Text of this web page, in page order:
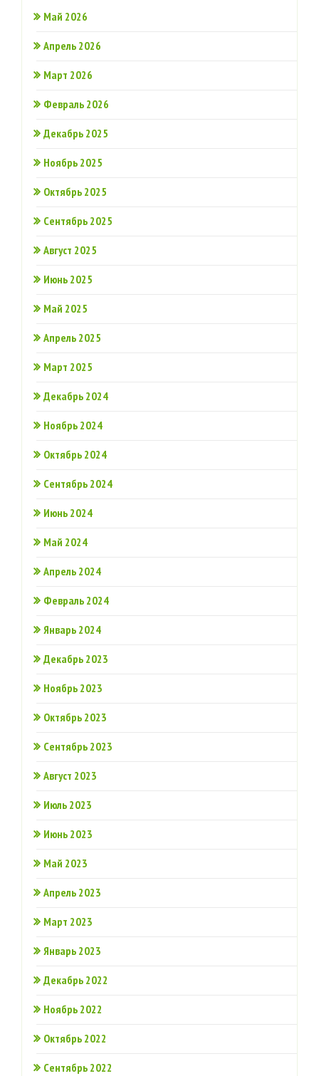
Май 2026
Апрель 2026
Март 2026
Февраль 2026
Декабрь 2025
Ноябрь 2025
Октябрь 2025
Сентябрь 2025
Август 2025
Июнь 2025
Май 2025
Апрель 2025
Март 2025
Декабрь 2024
Ноябрь 2024
Октябрь 2024
Сентябрь 2024
Июнь 2024
Май 2024
Апрель 2024
Февраль 2024
Январь 2024
Декабрь 2023
Ноябрь 2023
Октябрь 2023
Сентябрь 2023
Август 2023
Июль 2023
Июнь 2023
Май 2023
Апрель 2023
Март 2023
Январь 2023
Декабрь 2022
Ноябрь 2022
Октябрь 2022
Сентябрь 2022